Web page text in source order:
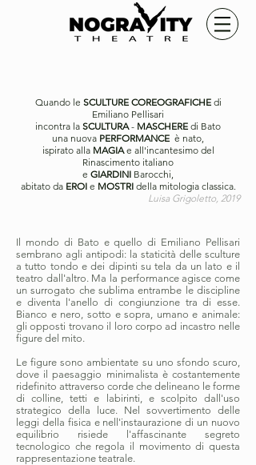
Quando le SCULTURE COREOGRAFICHEdi
Emiliano Pellisari
incontra la SCULTURA- MASCHERE di Bato
una nuova PERFORMANCE è nato,
ispirato alla MAGIAe all'incantesimo del
Rinascimento italiano
e GIARDINI Barocchi,
abitato da EROIe MOSTRIdella mitologia classica.
Luisa Grigoletto, 2019
Il mondo di Bato e quello di Emiliano Pellisari
sembrano agli antipodi: la staticità delle sculture
a tutto tondo e dei dipinti su tela da un lato e il
teatro dall'altro. Ma la performance agisce come
un surrogato che sublima entrambe le discipline
e diventa l'anello di congiunzione tra di esse.
Bianco e nero, sotto e sopra, umano e animale:
gli opposti trovano il loro corpo ad incastro nelle
figure del mito.
Le figure sono ambientate su uno sfondo scuro,
dove il paesaggio minimalista è costantemente
ridefinito attraverso corde che delineano le forme
di colline, tetti e labirinti, e scolpito dall'uso
strategico della luce. Nel sovvertimento delle
leggi della fisica e nell'instaurazione di un nuovo
equilibrio risiede l'affascinante segreto
tecnologico che regola il movimento di questa
rappresentazione teatrale.